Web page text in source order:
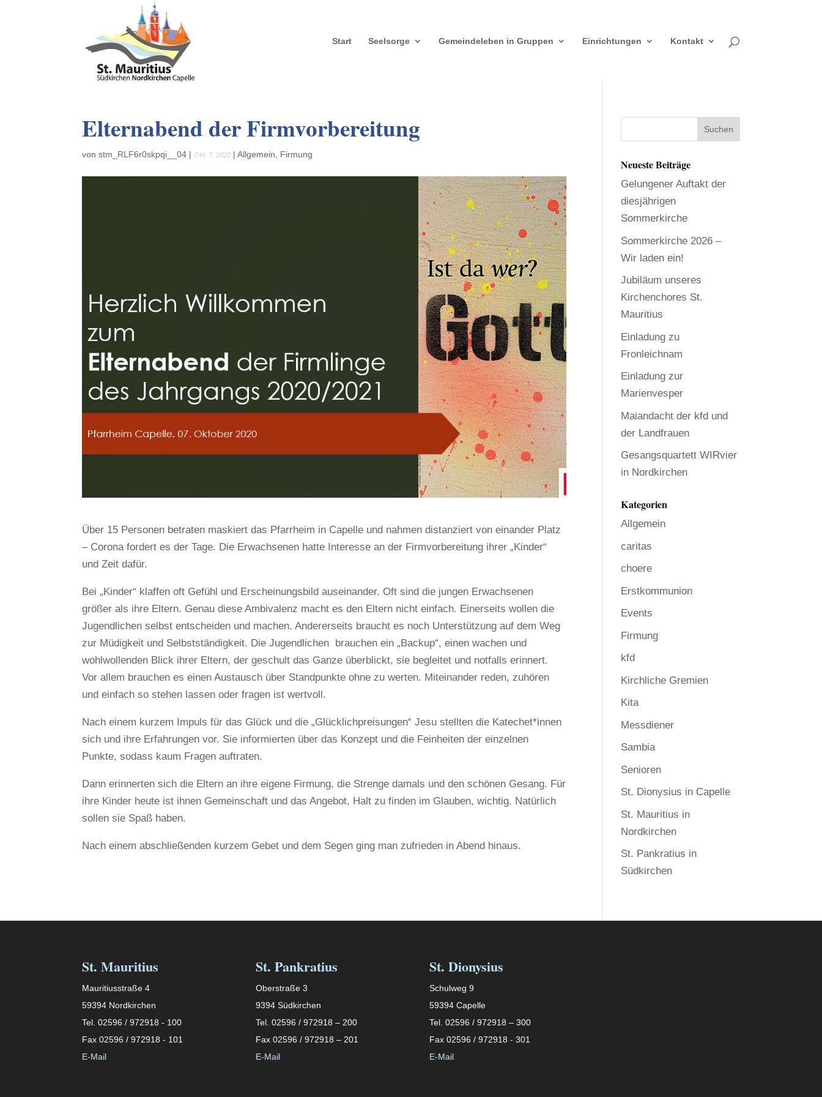
Start Seelsorge Gemeindeleben in Gruppen Einrichtungen Kontakt
Elternabend der Firmvorbereitung
vonstm_RLF6r0skpqi__04 | Okt. 7, 2020 |Allgemein Firmung
Über 15 Personen betraten maskiert das Pfarrheim in Capelle und nahmen distanziert von einander Platz
– Corona fordert es der Tage. Die Erwachsenen hatte Interesse an der Firmvorbereitung ihrer „Kinder“
und Zeit dafür.
Bei „Kinder“ klaffen oft Gefühl und Erscheinungsbild auseinander. Oft sind die jungen Erwachsenen
größer als ihre Eltern. Genau diese Ambivalenz macht es den Eltern nicht einfach. Einerseits wollen die
Jugendlichen selbst entscheiden und machen. Andererseits braucht es noch Unterstützung auf dem Weg
zur Müdigkeit und Selbstständigkeit. Die Jugendlichen brauchen ein „Backup“, einen wachen und
wohlwollenden Blick ihrer Eltern, der geschult das Ganze überblickt, sie begleitet und notfalls erinnert.
Vor allem brauchen es einen Austausch über Standpunkte ohne zu werten. Miteinander reden, zuhören
und einfach so stehen lassen oder fragen ist wertvoll.
Nach einem kurzem Impuls für das Glück und die „Glücklichpreisungen“ Jesu stellten die Katechet*innen
sich und ihre Erfahrungen vor. Sie informierten über das Konzept und die Feinheiten der einzelnen
Punkte, sodass kaum Fragen auftraten.
Dann erinnerten sich die Eltern an ihre eigene Firmung, die Strenge damals und den schönen Gesang. Für
ihre Kinder heute ist ihnen Gemeinschaft und das Angebot, Halt zu finden im Glauben, wichtig. Natürlich
sollen sie Spaß haben.
Nach einem abschließenden kurzem Gebet und dem Segen ging man zufrieden in Abend hinaus.
Neueste Beiträge
Gelungener Auftakt der
diesjährigen
Sommerkirche
Sommerkirche 2026 –
Wir laden ein!
Jubiläum unseres
Kirchenchores St.
Mauritius
Einladung zu
Fronleichnam
Einladung zur
Marienvesper
Maiandacht der kfd und
der Landfrauen
Gesangsquartett WIRvier
in Nordkirchen
Kategorien
Allgemein
caritas
choere
Erstkommunion
Events
Firmung
kfd
Kirchliche Gremien
Kita
Messdiener
Sambia
Senioren
St. Dionysius in Capelle
St. Mauritius in
Nordkirchen
St. Pankratius in
Südkirchen
St. Mauritius
Mauritiusstraße 4
59394 Nordkirchen
Tel. 02596 / 972918 - 100
Fax 02596 / 972918 - 101
E-Mail
St. Pankratius
Oberstraße 3
9394 Südkirchen
Tel. 02596 / 972918 – 200
Fax 02596 / 972918 – 201
E-Mail
St. Dionysius
Schulweg 9
59394 Capelle
Tel. 02596 / 972918 – 300
Fax 02596 / 972918 - 301
E-Mail